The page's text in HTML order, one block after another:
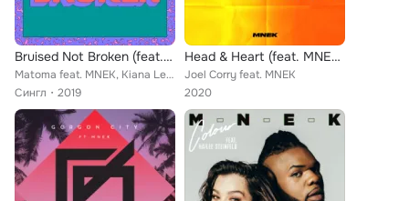
Bruised Not Broken (feat. MNEK & Kiana Ledé) (Fedde Le Grand Remix)
Matoma feat. MNEK, Kiana Ledé
Сингл
2019
Head & Heart (feat. MNEK) (The Remixes Pt. 2)
Joel Corry feat. MNEK
2020